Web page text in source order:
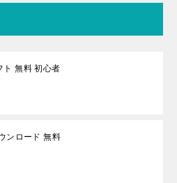
ト 無料 初心者
ンロード 無料